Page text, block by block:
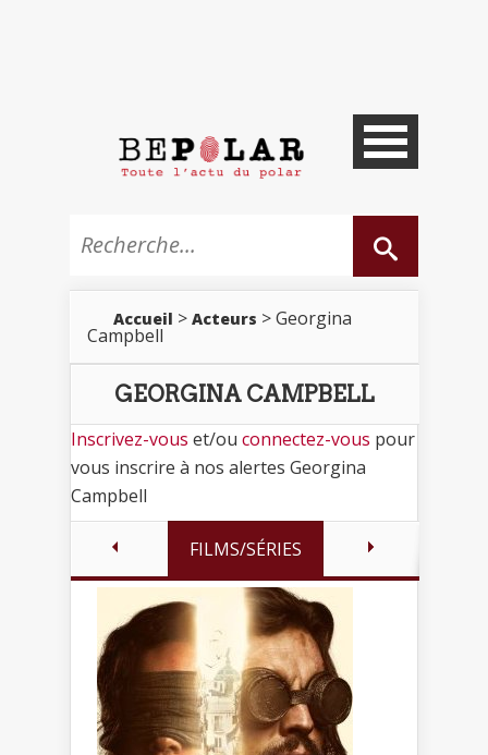
Accueil > Acteurs > Georgina
Campbell
GEORGINA CAMPBELL
Inscrivez-vous et/ou connectez-vous pour
vous inscrire à nos alertes Georgina
Campbell
FILMS/SÉRIES